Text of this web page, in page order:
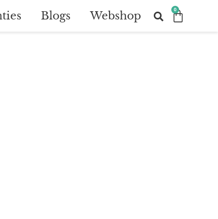
Blogs Webshop 0